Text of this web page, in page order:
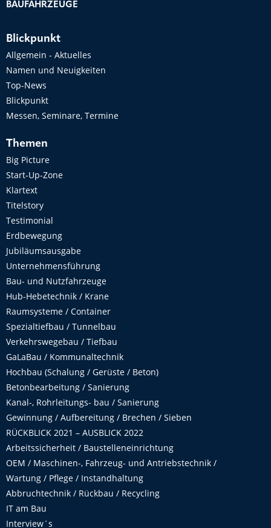
BAUFAHRZEUGE
Blickpunkt
Allgemein - Aktuelles
Namen und Neuigkeiten
Top-News
Blickpunkt
Messen, Seminare, Termine
Themen
Big Picture
Start-Up-Zone
Klartext
Titelstory
Testimonial
Erdbewegung
Jubiläumsausgabe
Unternehmensführung
Bau- und Nutzfahrzeuge
Hub-Hebetechnik / Krane
Raumsysteme / Container
Spezialtiefbau / Tunnelbau
Verkehrswegebau / Tiefbau
GaLaBau / Kommunaltechnik
Hochbau (Schalung / Gerüste / Beton)
Betonbearbeitung / Sanierung
Kanal-, Rohrleitungs- bau / Sanierung
Gewinnung / Aufbereitung / Brechen / Sieben
RÜCKBLICK 2021 – AUSBLICK 2022
Arbeitssicherheit / Baustelleneinrichtung
OEM / Maschinen-, Fahrzeug- und Antriebstechnik /
Wartung / Pflege / Instandhaltung
Abbruchtechnik / Rückbau / Recycling
IT am Bau
Interview´s